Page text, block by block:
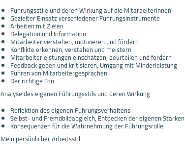
Führungsstile und deren Wirkung auf die MitarbeiterInnen
Gezielter Einsatz verschiedener Führungsinstrumente
Arbeiten mit Zielen
Delegation und Information
Mitarbeiter verstehen, motivieren und fördern
Konflikte erkennen, verstehen und meistern
Mitarbeiterleistungen einschätzen, beurteilen und fordern
Feedback geben und kritisieren, Umgang mit Minderleistung
Führen von Mitarbeitergesprächen
Der richtige Ton
Analyse des eigenen Führungsstils und deren Wirkung
Reflektion des eigenen Führungsverhaltens
Selbst- und Fremdbildabgleich, Entdecken der eigenen Stärken
Konsequenzen für die Wahrnehmung der Führungsrolle
Mein persönlicher Arbeitsstil